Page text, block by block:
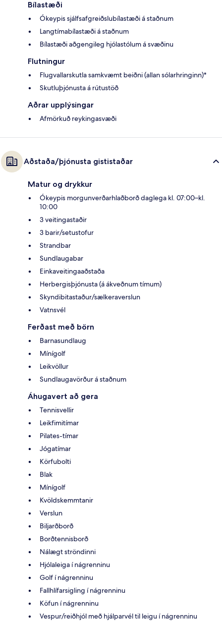
Bílastæði
Ókeypis sjálfsafgreiðslubílastæði á staðnum
Langtímabílastæði á staðnum
Bílastæði aðgengileg hjólastólum á svæðinu
Flutningur
Flugvallarskutla samkvæmt beiðni (allan sólarhringinn)*
Skutluþjónusta á rútustöð
Aðrar upplýsingar
Afmörkuð reykingasvæði
Aðstaða/þjónusta gististaðar
Matur og drykkur
Ókeypis morgunverðarhlaðborð daglega kl. 07:00–kl.
10:00
3 veitingastaðir
3 barir/setustofur
Strandbar
Sundlaugabar
Einkaveitingaaðstaða
Herbergisþjónusta (á ákveðnum tímum)
Skyndibitastaður/sælkeraverslun
Vatnsvél
Ferðast með börn
Barnasundlaug
Mínígolf
Leikvöllur
Sundlaugavörður á staðnum
Áhugavert að gera
Tennisvellir
Leikfimitímar
Pilates-tímar
Jógatímar
Körfubolti
Blak
Mínígolf
Kvöldskemmtanir
Verslun
Biljarðborð
Borðtennisborð
Nálægt ströndinni
Hjólaleiga í nágrenninu
Golf í nágrenninu
Fallhlífarsigling í nágrenninu
Köfun í nágrenninu
Vespur/reiðhjól með hjálparvél til leigu í nágrenninu